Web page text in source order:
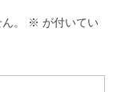
。 ※ が付いてい